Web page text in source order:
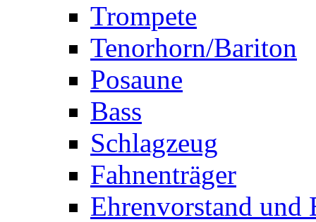
Trompete
Tenorhorn/Bariton
Posaune
Bass
Schlagzeug
Fahnenträger
Ehrenvorstand und